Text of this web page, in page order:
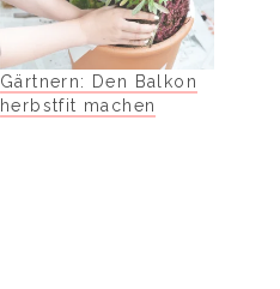
Gärtnern: Den Balkon
herbstfit machen